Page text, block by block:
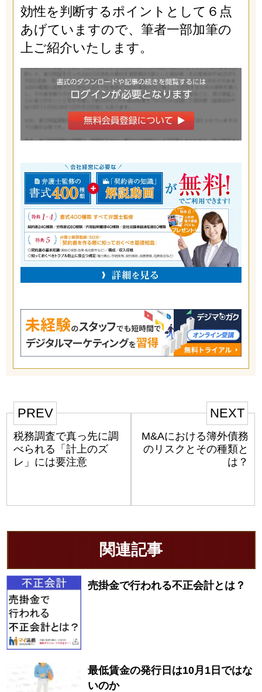
効性を判断するポイントとして６点
あげていますので、筆者一部加筆の
上ご紹介いたします。
PREV
税務調査で真っ先に調
べられる「計上のズ
レ」には要注意
NEXT
M&Aにおける簿外債務
のリスクとその種類と
は？
関連記事
売掛金で行われる不正会計とは？
最低賃金の発行日は10月1日ではな
いのか